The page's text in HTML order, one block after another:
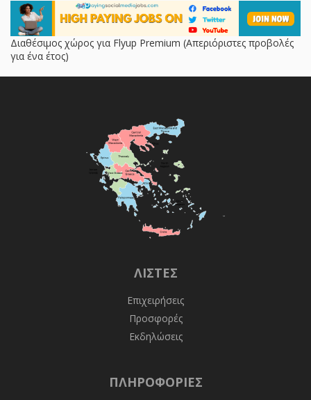
Διαθέσιμος χώρος για Flyup Premium (Απεριόριστες προβολές
για ένα έτος)
ΛΊΣΤΕΣ
Επιχειρήσεις
Προσφορές
Εκδηλώσεις
ΠΛΗΡΟΦΟΡΊΕΣ